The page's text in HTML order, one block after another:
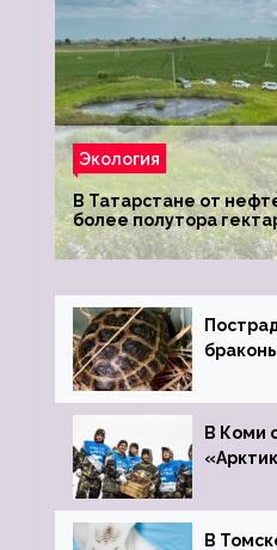
Экология
В Татарстане от
более полутора
зоопарк
В Коми
В